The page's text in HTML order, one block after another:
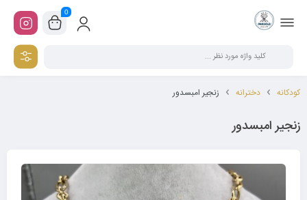
0
کودکانه دخترانه زنجیر امبسدور
زنجیر امبسدور